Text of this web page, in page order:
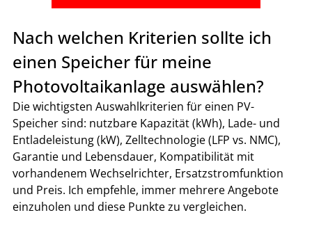
Nach welchen Kriterien sollte ich
einen Speicher für meine
Photovoltaikanlage auswählen?
Die wichtigsten Auswahlkriterien für einen PV-
Speicher sind: nutzbare Kapazität (kWh), Lade- und
Entladeleistung (kW), Zelltechnologie (LFP vs. NMC),
Garantie und Lebensdauer, Kompatibilität mit
vorhandenem Wechselrichter, Ersatzstromfunktion
und Preis. Ich empfehle, immer mehrere Angebote
einzuholen und diese Punkte zu vergleichen.